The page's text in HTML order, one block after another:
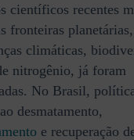
científicos recentes
fronteiras
climáticas,
nitrogênio, já foram
No Brasil,
desmatamento,
e recuperação